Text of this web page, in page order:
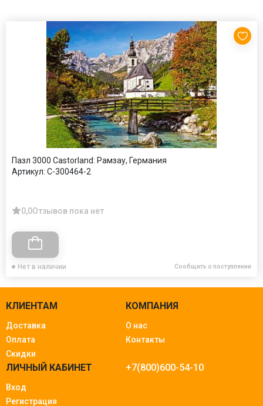
Пазл 3000 Castorland: Рамзау, Германия
Артикул: C-300464-2
0,0Отзывов пока нет
Нет в наличии Сообщить о поступлении
КЛИЕНТАМ
Доставка
Оплата
Скидки
КОМПАНИЯ
О нас
Контакты
ЛИЧНЫЙ КАБИНЕТ
Вход
Регистрация
+7(800)600-54-10